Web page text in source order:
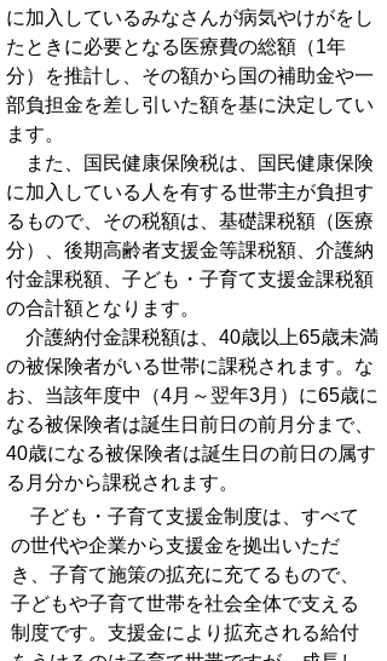
に加入しているみなさんが病気やけがをし
たときに必要となる医療費の総額（1年
分）を推計し、その額から国の補助金や一
部負担金を差し引いた額を基に決定してい
ます。
また、国民健康保険税は、国民健康保険
に加入している人を有する世帯主が負担す
るもので、その税額は、基礎課税額（医療
分）、後期高齢者支援金等課税額、介護納
付金課税額、子ども・子育て支援金課税額
の合計額となります。
介護納付金課税額は、40歳以上65歳未満
の被保険者がいる世帯に課税されます。な
お、当該年度中（4月～翌年3月）に65歳に
なる被保険者は誕生日前日の前月分まで、
40歳になる被保険者は誕生日の前日の属す
る月分から課税されます。
子ども・子育て支援金制度は、すべて
の世代や企業から支援金を拠出いただ
き、子育て施策の拡充に充てるもので、
子どもや子育て世帯を社会全体で支える
制度です。支援金により拡充される給付